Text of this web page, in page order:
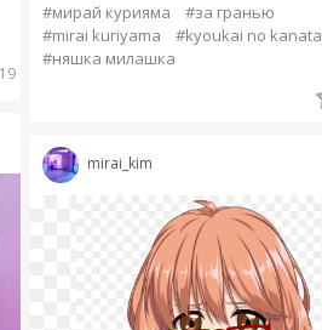
19
#мирай курияма
#за гранью
#mirai kuriyama
#kyoukai no kanata
#няшка милашка
mirai_kim